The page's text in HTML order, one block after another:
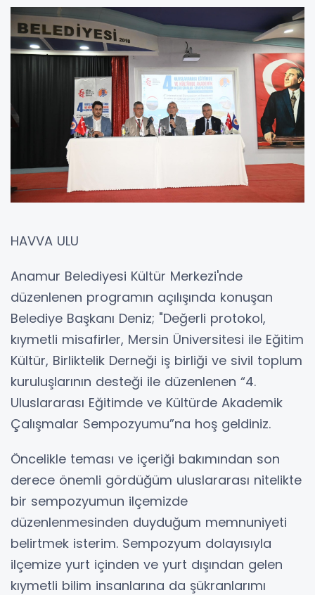
HAVVA ULU
Anamur Belediyesi Kültür Merkezi'nde
düzenlenen programın açılışında konuşan
Belediye Başkanı Deniz; "Değerli protokol,
kıymetli misafirler, Mersin Üniversitesi ile Eğitim
Kültür, Birliktelik Derneği iş birliği ve sivil toplum
kuruluşlarının desteği ile düzenlenen “4.
Uluslararası Eğitimde ve Kültürde Akademik
Çalışmalar Sempozyumu”na hoş geldiniz.
Öncelikle teması ve içeriği bakımından son
derece önemli gördüğüm uluslararası nitelikte
bir sempozyumun ilçemizde
düzenlenmesinden duyduğum memnuniyeti
belirtmek isterim. Sempozyum dolayısıyla
ilçemize yurt içinden ve yurt dışından gelen
kıymetli bilim insanlarına da şükranlarımı